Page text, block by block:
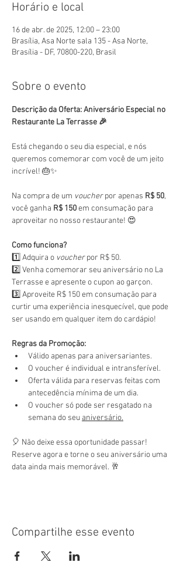
Horário e local
16 de abr. de 2025, 12:00 – 23:00
Brasília, Asa Norte sala 135 - Asa Norte,
Brasília - DF, 70800-220, Brasil
Sobre o evento
Descrição da Oferta: Aniversário Especial no
Restaurante La Terrasse 🎉
Está chegando o seu dia especial, e nós
queremos comemorar com você de um jeito
incrível! 🎂✨
Na compra de um voucher por apenas R$ 50,
você ganha R$ 150 em consumação para
aproveitar no nosso restaurante! 😍
Como funciona?
1️⃣ Adquira o voucher por R$ 50.
2️⃣ Venha comemorar seu aniversário no La
Terrasse e apresente o cupon ao garçon.
3️⃣ Aproveite R$ 150 em consumação para
curtir uma experiência inesquecível, que pode
ser usando em qualquer item do cardápio!
Regras da Promoção:
Válido apenas para aniversariantes.
O voucher é individual e intransferível.
Oferta válida para reservas feitas com
antecedência mínima de um dia.
O voucher só pode ser resgatado na
semana do seu aniversário.
🎈 Não deixe essa oportunidade passar!
Reserve agora e torne o seu aniversário uma
data ainda mais memorável. 🥂
Compartilhe esse evento